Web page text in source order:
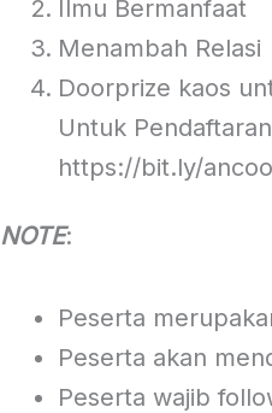
Ilmu Bermanfaat
Menambah Relasi
⁠Doorprize kaos
Untuk
https://bit.ly/
NOTE:
Peserta
Peserta akan
Peserta wajib